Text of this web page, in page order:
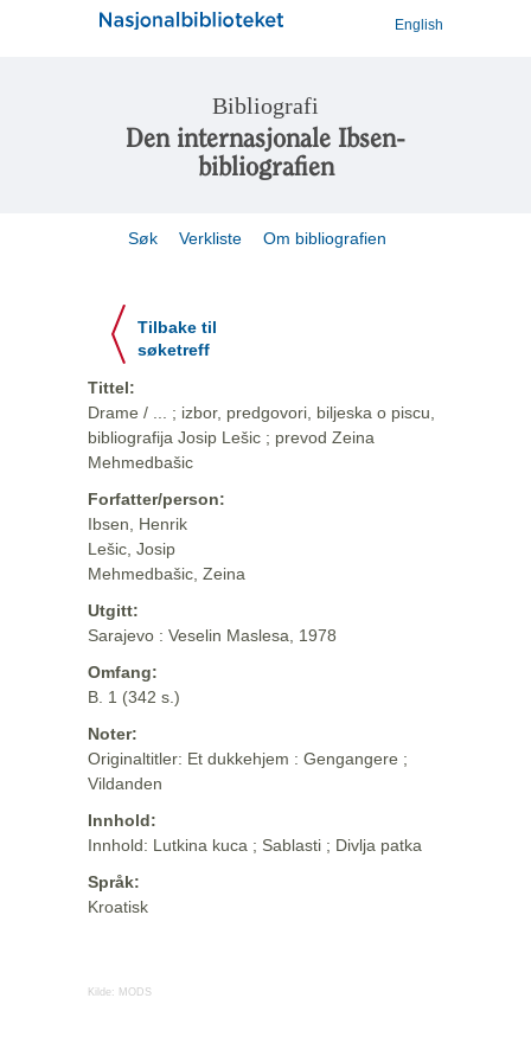
English
Bibliografi
Den internasjonale Ibsen-
bibliografien
Søk Verkliste Om bibliografien
Tilbake til
søketreff
Tittel:
Drame / ... ; izbor, predgovori, biljeska o piscu,
bibliografija Josip Lešic ; prevod Zeina
Mehmedbašic
Forfatter/person:
Ibsen, Henrik
Lešic, Josip
Mehmedbašic, Zeina
Utgitt:
Sarajevo : Veselin Maslesa, 1978
Omfang:
B. 1 (342 s.)
Noter:
Originaltitler: Et dukkehjem : Gengangere ;
Vildanden
Innhold:
Innhold: Lutkina kuca ; Sablasti ; Divlja patka
Språk:
Kroatisk
Kilde: MODS